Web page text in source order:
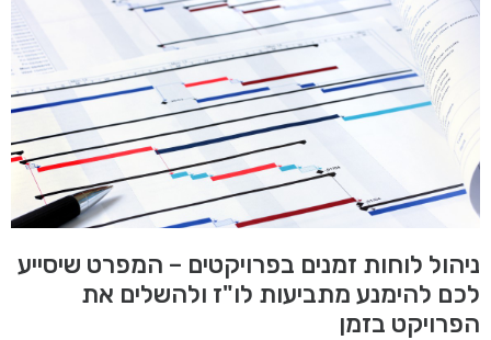
ניהול לוחות זמנים בפרויקטים – המפרט שיסייע
לכם להימנע מתביעות לו"ז ולהשלים את
הפרויקט בזמן